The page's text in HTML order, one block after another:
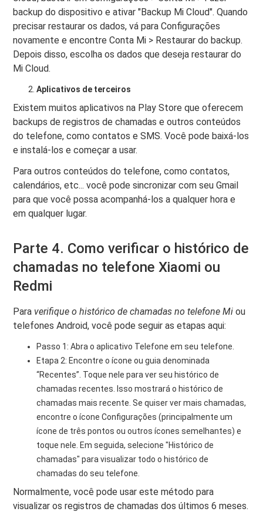
backup do dispositivo e ativar "Backup Mi Cloud". Quando
precisar restaurar os dados, vá para Configurações
novamente e encontre Conta Mi > Restaurar do backup.
Depois disso, escolha os dados que deseja restaurar do
Mi Cloud.
Aplicativos de terceiros
Existem muitos aplicativos na Play Store que oferecem
backups de registros de chamadas e outros conteúdos
do telefone, como contatos e SMS. Você pode baixá-los
e instalá-los e começar a usar.
Para outros conteúdos do telefone, como contatos,
calendários, etc... você pode sincronizar com seu Gmail
para que você possa acompanhá-los a qualquer hora e
em qualquer lugar.
Parte 4. Como verificar o histórico de
chamadas no telefone Xiaomi ou
Redmi
Para verifique o histórico de chamadas no telefone Mi ou
telefones Android, você pode seguir as etapas aqui:
Passo 1: Abra o aplicativo Telefone em seu telefone.
Etapa 2: Encontre o ícone ou guia denominada
“Recentes”. Toque nele para ver seu histórico de
chamadas recentes. Isso mostrará o histórico de
chamadas mais recente. Se quiser ver mais chamadas,
encontre o ícone Configurações (principalmente um
ícone de três pontos ou outros ícones semelhantes) e
toque nele. Em seguida, selecione "Histórico de
chamadas" para visualizar todo o histórico de
chamadas do seu telefone.
Normalmente, você pode usar este método para
visualizar os registros de chamadas dos últimos 6 meses.